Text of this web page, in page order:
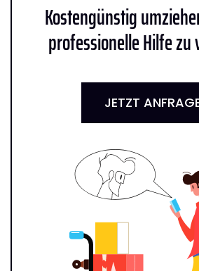
Kostengünstig
professionelle Hilfe zu
JETZT